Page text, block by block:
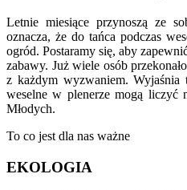
Letnie miesiące przynoszą ze
oznacza, że do tańca podczas
ogród. Postaramy się, aby
zabawy. Już wiele osób
z każdym wyzwaniem.
weselne w plenerze mogą liczyć
Młodych.
To co jest dla nas ważne
EKOLOGIA